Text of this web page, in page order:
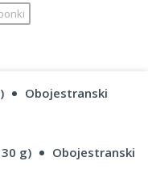
Obojestranski
g)
Obojestranski